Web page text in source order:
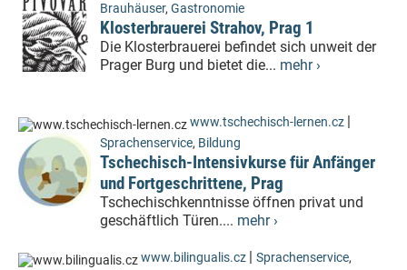
Brauhäuser, Gastronomie
Klosterbrauerei Strahov, Prag 1
Die Klosterbrauerei befindet sich unweit der
Prager Burg und bietet die... mehr ›
www.tschechisch-lernen.cz
Sprachenservice, Bildung
Tschechisch-Intensivkurse für Anfänger
und Fortgeschrittene, Prag
Tschechischkenntnisse öffnen privat und
geschäftlich Türen.... mehr ›
www.bilingualis.cz Sprachenservice,